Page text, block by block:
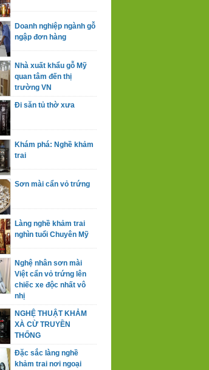
Doanh nghiệp ngành gỗ
ngập đơn hàng
Nhà xuất khẩu gỗ Mỹ
quan tâm đến thị
trường VN
Đi săn tủ thờ xưa
Khám phá: Nghề khảm
trai
Sơn mài cẩn vỏ trứng
Làng nghề khảm trai
nghìn tuổi Chuyên Mỹ
Nghệ nhân sơn mài
Việt cẩn vỏ trứng lên
chiếc xe độc nhất vô
nhị
NGHỆ THUẬT KHẢM
XÀ CỪ TRUYỀN
THỐNG
Đặc sắc làng nghề
khảm trai nơi ngoại